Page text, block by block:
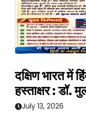
दक्षिण भारत में
हस्ताक्षर : डॉ.
July 13, 2026